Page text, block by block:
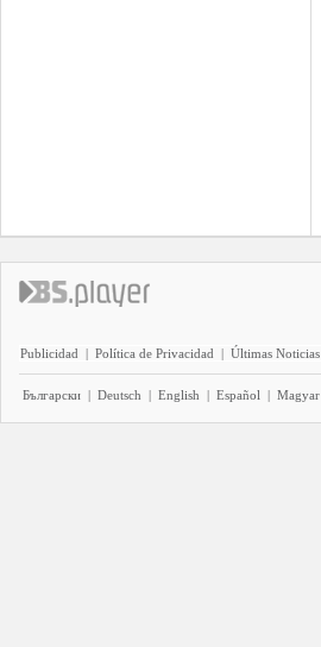
Publicidad | Política de Privacidad | Últimas Noticias
Български | Deutsch | English | Español | Magyar